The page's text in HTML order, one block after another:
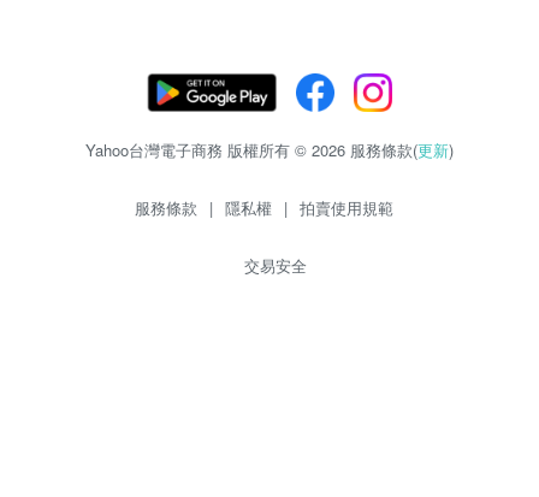
Yahoo台灣電子商務 版權所有 © 2026 服務條款(更新)
服務條款 | 隱私權 | 拍賣使用規範
交易安全